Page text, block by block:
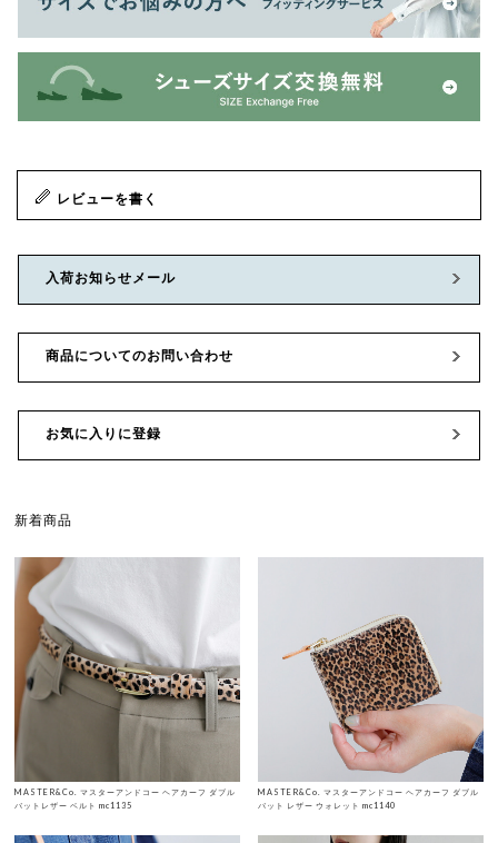
レビューを書く
入荷お知らせメール
商品についてのお問い合わせ
お気に入りに登録
新着商品
MASTER&Co. マスターアンドコー ヘアカーフ ダブル
バットレザー ベルト mc1135
MASTER&Co. マスターアンドコー ヘアカーフ ダブル
バット レザー ウォレット mc1140